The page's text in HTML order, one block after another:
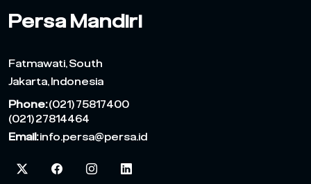
Persa Mandiri
Fatmawati, South
Jakarta, Indonesia
Phone:(021) 75817400
(021) 27814464
Email:info.persa@persa.id